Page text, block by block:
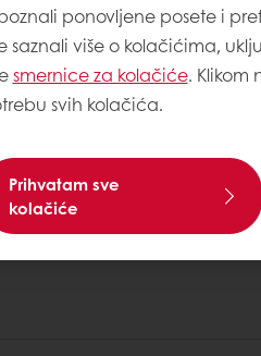
pomažemo
ponovljene posete i
saznali više o kolačićima,
smernice za kolačiće. Klikom
svih kolačića.
Prihvatam sve
kolačiće